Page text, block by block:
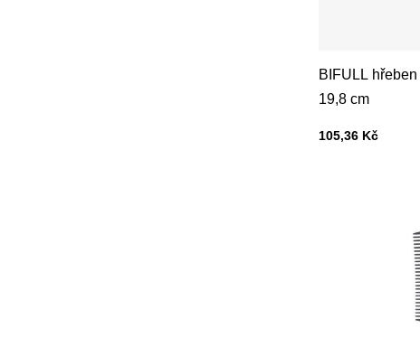
BIFULL
19,8 cm
Cena s DPH
105,36 Kč